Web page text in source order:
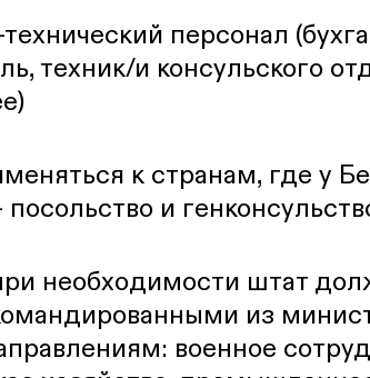
персонал
техник/и консульского
к странам, где у
и
необходимости штат
из
военное